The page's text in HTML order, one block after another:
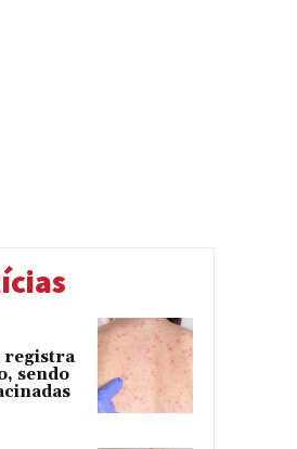
registra
sendo